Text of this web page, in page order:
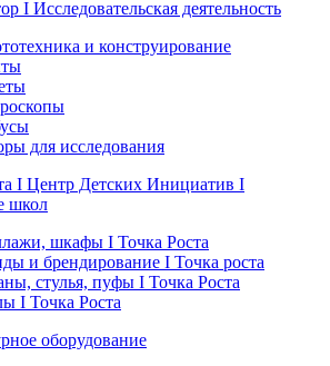
I Исследовательская деятельность
и конструирование
для исследования
I Центр Детских Инициатив I
школ
шкафы I Точка Роста
и брендирование I Точка роста
стулья, пуфы I Точка Роста
I Точка Роста
оборудование